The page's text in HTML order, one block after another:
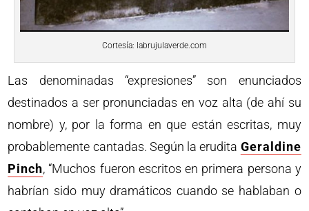
Cortesía: labrujulaverde.com
Las denominadas “expresiones” son enunciados
destinados a ser pronunciadas en voz alta (de ahí su
nombre) y, por la forma en que están escritas, muy
probablemente cantadas. Según la erudita Geraldine
Pinch, “Muchos fueron escritos en primera persona y
habrían sido muy dramáticos cuando se hablaban o